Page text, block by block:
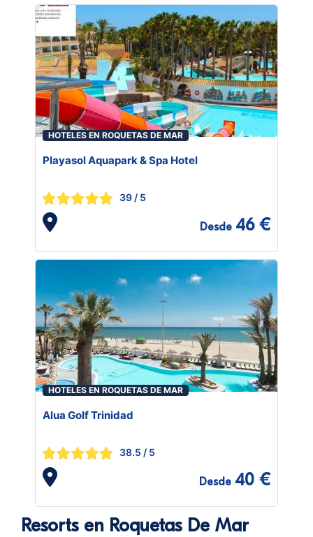
HOTELES EN ROQUETAS DE MAR
Playasol Aquapark & Spa Hotel
39 / 5
Desde 46 €
HOTELES EN ROQUETAS DE MAR
Alua Golf Trinidad
38.5 / 5
Desde 40 €
Resorts en Roquetas De Mar